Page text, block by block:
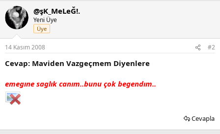
@şK_MeLeĞ!.
Yeni Üye
Üye
14 Kasım 2008 #2
Cevap: Maviden Vazgeçmem Diyenlere
emegıne saglık canım..bunu çok begendım..
Cevapla